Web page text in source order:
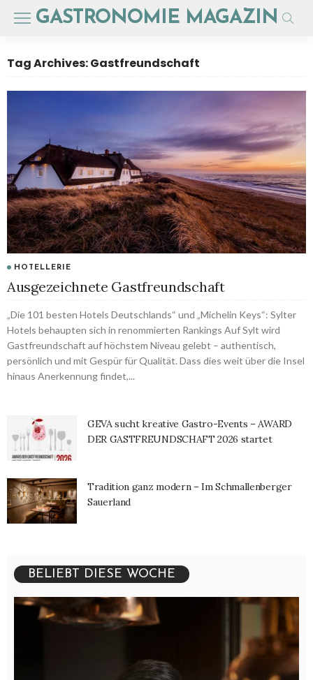
GASTRONOMIE MAGAZIN
Tag Archives: Gastfreundschaft
HOTELLERIE
Ausgezeichnete Gastfreundschaft
„Die 101 besten Hotels Deutschlands“ und „Michelin Keys“: Sylter
Hotels behaupten sich in renommierten Rankings Auf Sylt wird
Gastfreundschaft auf höchstem Niveau gelebt – authentisch,
persönlich und mit Gespür für Qualität. Dass dies weit über die Insel
hinaus Anerkennung findet,...
GEVA sucht kreative Gastro-Events – AWARD
DER GASTFREUNDSCHAFT 2026 startet
Tradition ganz modern – Im Schmallenberger
Sauerland
BELIEBT DIESE WOCHE